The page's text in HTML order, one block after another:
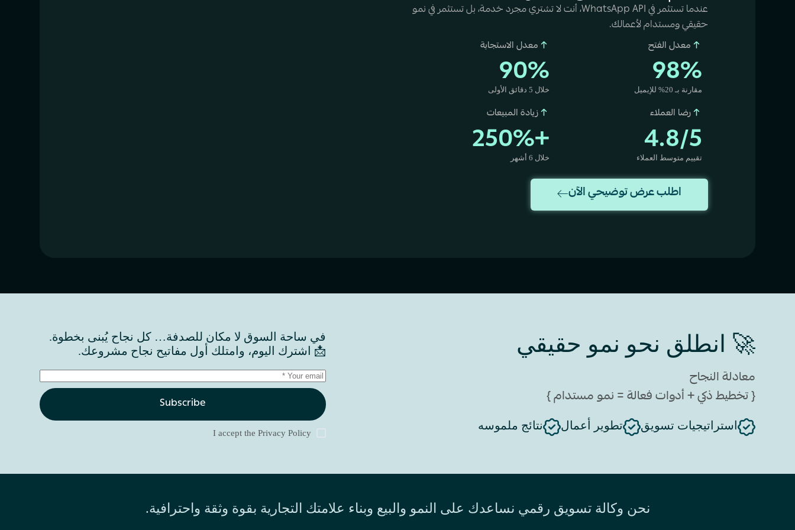
عندما تستثمر في WhatsApp API، أنت لا تشتري مجرد خدمة، بل تستثمر في نمو
حقيقي ومستدام لأعمالك.
معدل الفتح
98%
مقارنة بـ 20% للإيميل
معدل الاستجابة
90%
خلال 5 دقائق الأولى
رضا العملاء
4.8/5
تقييم متوسط العملاء
زيادة المبيعات
+250%
خلال 6 أشهر
اطلب عرض توضيحي الآن
🚀 انطلق نحو نمو حقيقي
معادلة النجاح
{ تخطيط ذكي + أدوات فعالة = نمو مستدام }
استراتيجيات تسويق تطوير أعمال نتائج ملموسه
في ساحة السوق لا مكان للصدفة… كل نجاح يُبنى بخطوة.
📩 اشترك اليوم، وامتلك أول مفاتيح نجاح مشروعك.
Subscribe
I accept the Privacy Policy
نحن وكالة تسويق رقمي نساعدك على النمو والبيع وبناء علامتك التجارية بقوة وثقة واحترافية.